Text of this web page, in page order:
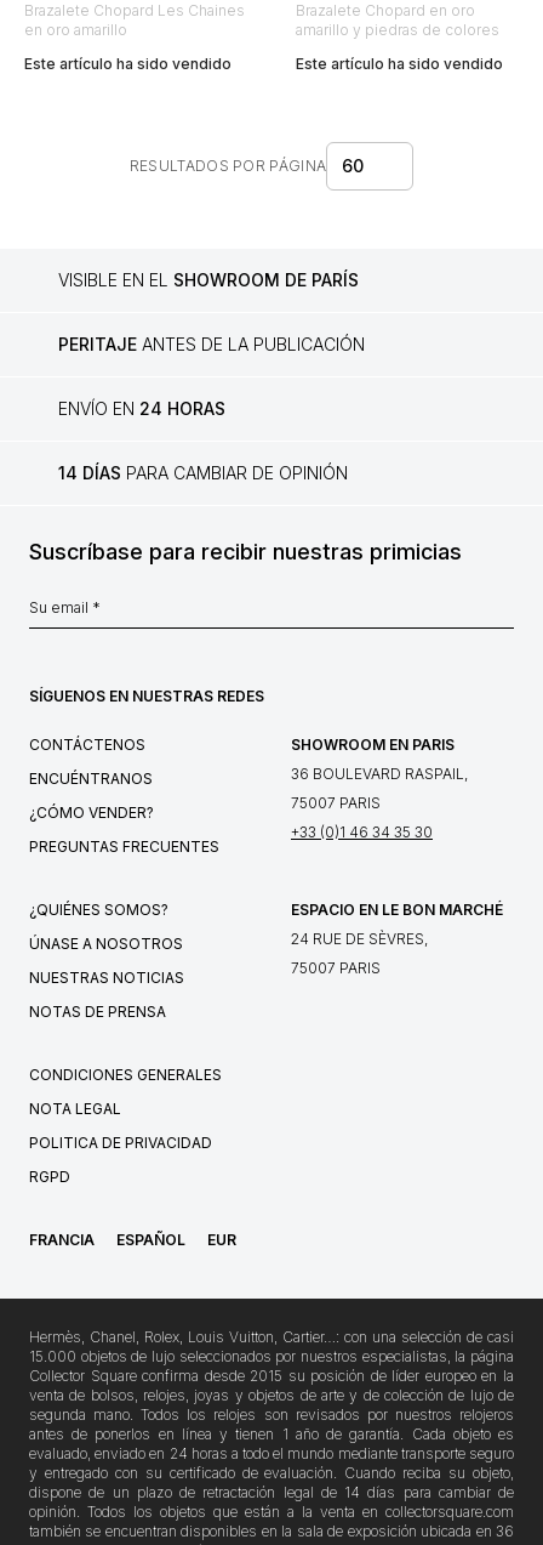
Brazalete Chopard Les Chaines
en oro amarillo
Este artículo ha sido vendido
Brazalete Chopard en oro
amarillo y piedras de colores
Este artículo ha sido vendido
RESULTADOS POR PÁGINA 60
VISIBLE EN EL SHOWROOM DE PARÍS
PERITAJE ANTES DE LA PUBLICACIÓN
ENVÍO EN 24 HORAS
14 DÍAS PARA CAMBIAR DE OPINIÓN
Suscríbase para recibir nuestras primicias
SÍGUENOS EN NUESTRAS REDES
CONTÁCTENOS
ENCUÉNTRANOS
¿CÓMO VENDER?
PREGUNTAS FRECUENTES
SHOWROOM EN PARIS
36 BOULEVARD RASPAIL,
75007 PARIS
+33 (0)1 46 34 35 30
¿QUIÉNES SOMOS?
ÚNASE A NOSOTROS
NUESTRAS NOTICIAS
NOTAS DE PRENSA
ESPACIO EN LE BON MARCHÉ
24 RUE DE SÈVRES,
75007 PARIS
CONDICIONES GENERALES
NOTA LEGAL
POLITICA DE PRIVACIDAD
RGPD
FRANCIA ESPAÑOL EUR
Hermès, Chanel, Rolex, Louis Vuitton, Cartier…: con una selección de casi
15.000 objetos de lujo seleccionados por nuestros especialistas, la página
Collector Square confirma desde 2015 su posición de líder europeo en la
venta de bolsos, relojes, joyas y objetos de arte y de colección de lujo de
segunda mano. Todos los relojes son revisados por nuestros relojeros
antes de ponerlos en línea y tienen 1 año de garantía. Cada objeto es
evaluado, enviado en 24 horas a todo el mundo mediante transporte seguro
y entregado con su certificado de evaluación. Cuando reciba su objeto,
dispone de un plazo de retractación legal de 14 días para cambiar de
opinión. Todos los objetos que están a la venta en collectorsquare.com
también se encuentran disponibles en la sala de exposición ubicada en 36